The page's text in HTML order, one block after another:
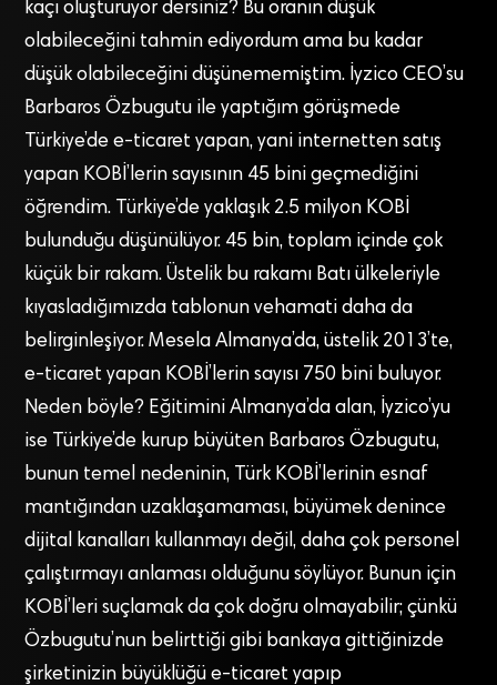
kaçı oluşturuyor dersiniz? Bu oranın düşük
olabileceğini tahmin ediyordum ama bu kadar
düşük olabileceğini düşünememiştim. İyzico CEO’su
Barbaros Özbugutu ile yaptığım görüşmede
Türkiye’de e-ticaret yapan, yani internetten satış
yapan KOBİ’lerin sayısının 45 bini geçmediğini
öğrendim. Türkiye’de yaklaşık 2.5 milyon KOBİ
bulunduğu düşünülüyor. 45 bin, toplam içinde çok
küçük bir rakam. Üstelik bu rakamı Batı ülkeleriyle
kıyasladığımızda tablonun vehamati daha da
belirginleşiyor. Mesela Almanya’da, üstelik 2013’te,
e-ticaret yapan KOBİ’lerin sayısı 750 bini buluyor.
Neden böyle? Eğitimini Almanya’da alan, İyzico’yu
ise Türkiye’de kurup büyüten Barbaros Özbugutu,
bunun temel nedeninin, Türk KOBİ’lerinin esnaf
mantığından uzaklaşamaması, büyümek denince
dijital kanalları kullanmayı değil, daha çok personel
çalıştırmayı anlaması olduğunu söylüyor. Bunun için
KOBİ’leri suçlamak da çok doğru olmayabilir; çünkü
Özbugutu’nun belirttiği gibi bankaya gittiğinizde
şirketinizin büyüklüğü e-ticaret yapıp